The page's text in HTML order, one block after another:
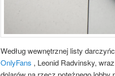
Według wewnętrznej listy
OnlyFans , Leonid Radvinsky,